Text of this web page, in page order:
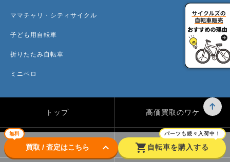
無料
買取 / 査定はこちら keyboard_arrow_down shopping_cart
パーツも続々入荷中！
自転車を購入する
ママチャリ・シティサイクル
子ども用自転車
折りたたみ自転車
ミニベロ
トップ 高価買取のワケ
買取方法 買取カテゴリー